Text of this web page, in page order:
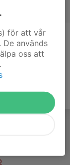
för att vår
används
oss att